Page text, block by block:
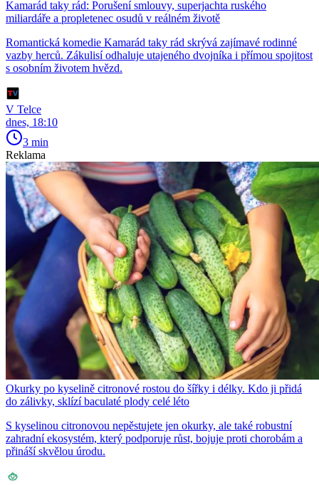
Kamarád taky rád: Porušení smlouvy, superjachta ruského
miliardáře a propletenec osudů v reálném životě
Romantická komedie Kamarád taky rád skrývá zajímavé rodinné
vazby herců. Zákulisí odhaluje utajeného dvojníka i přímou spojitost
s osobním životem hvězd.
V Telce
dnes, 18:10
3 min
Reklama
Okurky po kyselině citronové rostou do šířky i délky. Kdo ji přidá
do zálivky, sklízí baculaté plody celé léto
S kyselinou citronovou nepěstujete jen okurky, ale také robustní
zahradní ekosystém, který podporuje růst, bojuje proti chorobám a
přináší skvělou úrodu.